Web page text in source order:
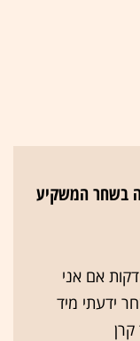
בשחר המשקיע
אם אני
ידעתי מיד
קרן